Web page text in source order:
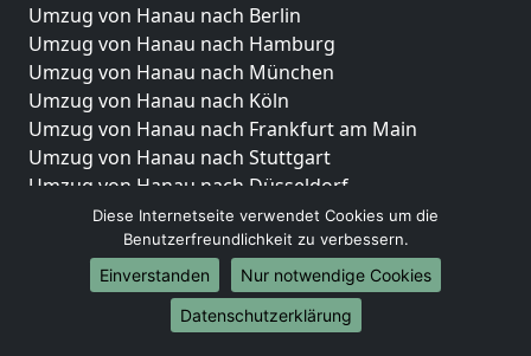
Umzug von Hanau nach Berlin
Umzug von Hanau nach Hamburg
Umzug von Hanau nach München
Umzug von Hanau nach Köln
Umzug von Hanau nach Frankfurt am Main
Umzug von Hanau nach Stuttgart
Umzug von Hanau nach Düsseldorf
Umzug von Hanau nach Leipzig
Umzug von Hanau nach Dortmund
Umzug von Hanau nach Essen
Umzug von Hanau nach Bremen
Umzug von Hanau nach Dresden
Diese Internetseite verwendet Cookies um die
Benutzerfreundlichkeit zu verbessern.
Einverstanden
Nur notwendige Cookies
Datenschutzerklärung